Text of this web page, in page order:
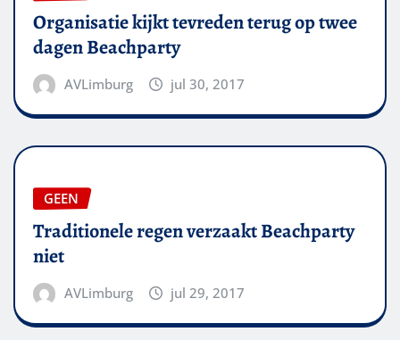
Organisatie kijkt tevreden terug op twee
dagen Beachparty
AVLimburg jul 30, 2017
GEEN
Traditionele regen verzaakt Beachparty
niet
AVLimburg jul 29, 2017